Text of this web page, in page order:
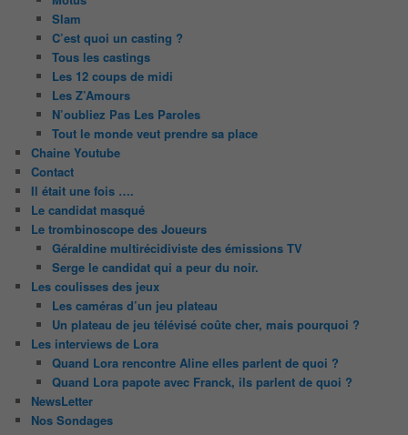
Slam
C’est quoi un casting ?
Tous les castings
Les 12 coups de midi
Les Z’Amours
N’oubliez Pas Les Paroles
Tout le monde veut prendre sa place
Chaine Youtube
Contact
Il était une fois ….
Le candidat masqué
Le trombinoscope des Joueurs
Géraldine multirécidiviste des émissions TV
Serge le candidat qui a peur du noir.
Les coulisses des jeux
Les caméras d’un jeu plateau
Un plateau de jeu télévisé coûte cher, mais pourquoi ?
Les interviews de Lora
Quand Lora rencontre Aline elles parlent de quoi ?
Quand Lora papote avec Franck, ils parlent de quoi ?
NewsLetter
Nos Sondages